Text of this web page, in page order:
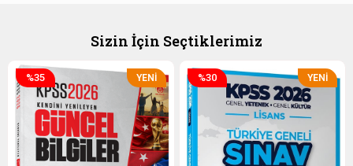
Sizin İçin Seçtiklerimiz
%35
YENI
ÜRÜN
%30
YENI
ÜRÜN